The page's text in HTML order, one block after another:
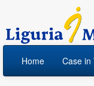
Home Case in